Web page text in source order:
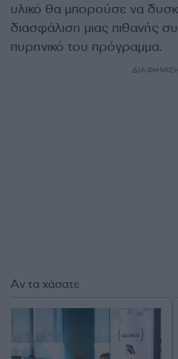
υλικό θα μπορούσε να
διασφάλιση μιας πιθανής
πυρηνικό του πρόγραμμα.
ΔΙΑΦΗΜΙΣΗ
Αν τα χάσατε